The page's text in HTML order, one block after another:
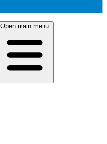
Open main menu